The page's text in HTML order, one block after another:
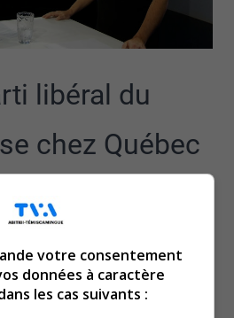
libéral du
chez Québec
Coalition Avenir
peine à se
couronnement
votre consentement
données à caractère
les cas suivants :